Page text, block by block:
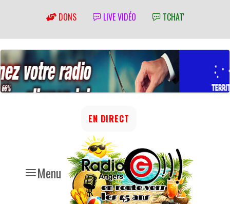
DONS LIVE VIDÉO TCHAT'
Menu
EN DIRECT